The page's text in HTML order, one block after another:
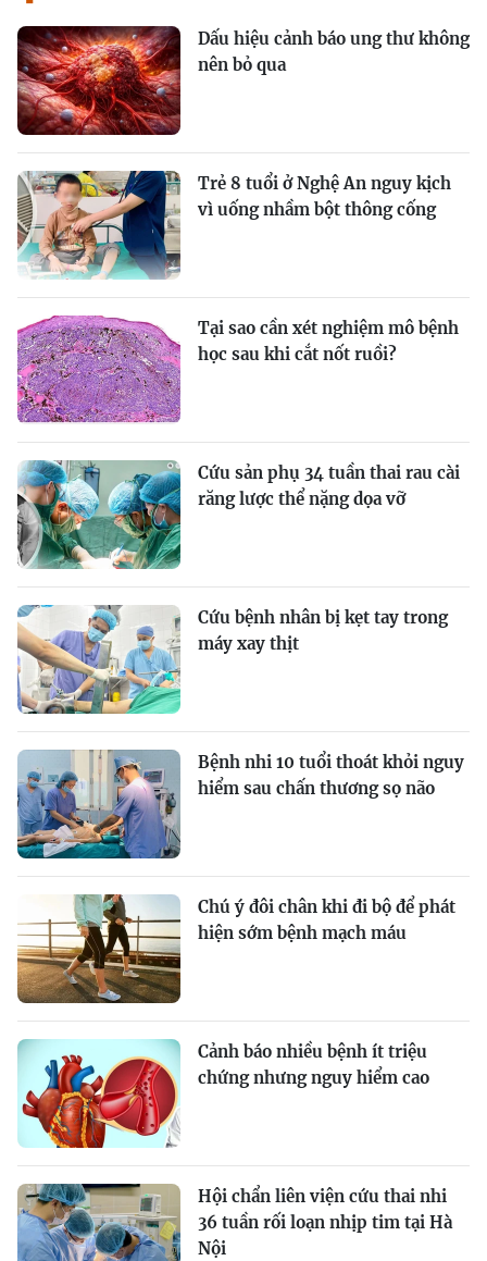
Dấu hiệu cảnh báo ung thư không
nên bỏ qua
Trẻ 8 tuổi ở Nghệ An nguy kịch
vì uống nhầm bột thông cống
Tại sao cần xét nghiệm mô bệnh
học sau khi cắt nốt ruồi?
Cứu sản phụ 34 tuần thai rau cài
răng lược thể nặng dọa vỡ
Cứu bệnh nhân bị kẹt tay trong
máy xay thịt
Bệnh nhi 10 tuổi thoát khỏi nguy
hiểm sau chấn thương sọ não
Chú ý đôi chân khi đi bộ để phát
hiện sớm bệnh mạch máu
Cảnh báo nhiều bệnh ít triệu
chứng nhưng nguy hiểm cao
Hội chẩn liên viện cứu thai nhi
36 tuần rối loạn nhịp tim tại Hà
Nội